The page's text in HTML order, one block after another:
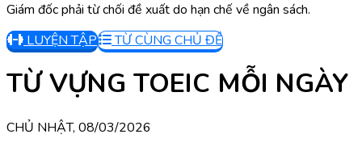
Giám đốc phải từ chối đề xuất do hạn chế về ngân sách.
LUYỆN TẬP
TỪ CÙNG CHỦ ĐỀ
TỪ VỰNG TOEIC MỖI NGÀY
CHỦ NHẬT, 08/03/2026